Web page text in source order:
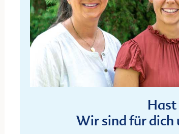
Hast
Wir sind für dich